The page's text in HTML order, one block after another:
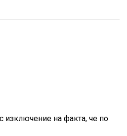
изключение на факта, че по